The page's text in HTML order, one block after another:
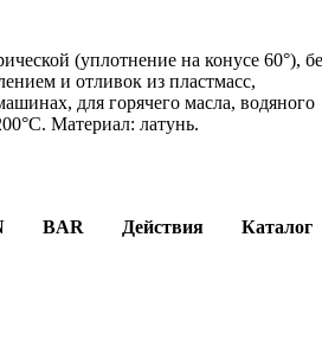
(уплотнение на конусе 60°),
и отливок из пластмасс,
для горячего масла, водяного
Материал: латунь.
BAR Действия Каталог